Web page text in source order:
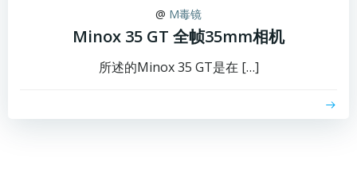
@ M毒镜
Minox 35 GT 全帧35mm相机
所述的Minox 35 GT是在 […]